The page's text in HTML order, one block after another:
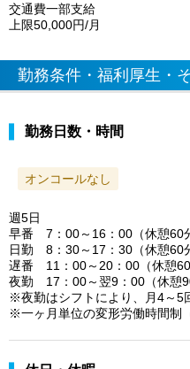
交通費一部支給
上限50,000円/月
勤務条件・福利厚生・
勤務日数・時間
オンコールなし
週5日
早番 7：00～16：00（休憩60
日勤 8：30～17：30（休憩60
遅番 11：00～20：00（休憩60
夜勤 17：00～翌9：00（休憩
※夜勤はシフトにより、月4～5
※一ヶ月単位の変形労働時間制